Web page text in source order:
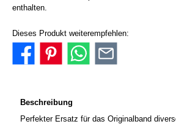
enthalten.
Dieses Produkt weiterempfehlen:
Beschreibung
Perfekter Ersatz für das Originalband